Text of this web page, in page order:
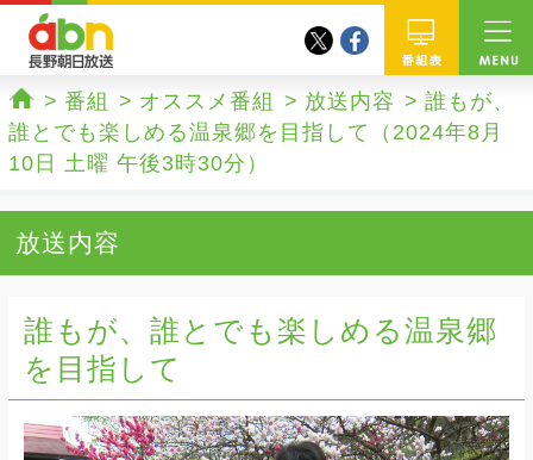
番組
twitterfacebook
ホーム
番組 オススメ番組 放送内容
誰もが、
誰とでも楽しめる温泉郷を目指して（2024年8月
10日 土曜 午後3時30分）
放送内容
誰もが、誰とでも楽しめる温泉郷
を目指して